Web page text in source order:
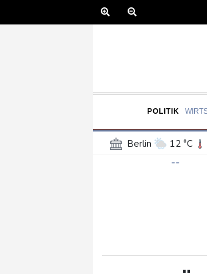
POLITIK
Berlin 12 °C
Frankfurt am Main
--